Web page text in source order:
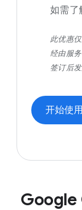
如需了
此优惠
经由服
签订后
开始使用
Google